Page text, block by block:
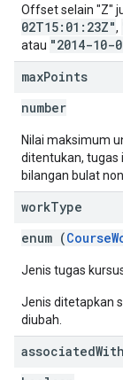
Offset selain "Z"
02T15:01:23Z",
atau "2014-10-
maxPoints
number
Nilai maksimum
ditentukan, tugas
bilangan bulat
workType
enum (
Jenis tugas
Jenis ditetapkan
diubah.
associatedWith